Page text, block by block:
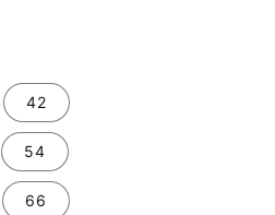
42
54
66